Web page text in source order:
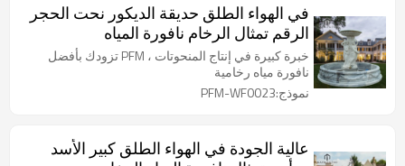
في الهواء الطلق حديقة الديكور نحت الحجر
الرقم تمثال الرخام نافورة المياه
خبرة كبيرة في إنتاج المنحوتات ، PFM تزودك بأفضل
نافورة مياه رخامية
نموذج:PFM-WF0023
عالية الجودة في الهواء الطلق كبير الأسد